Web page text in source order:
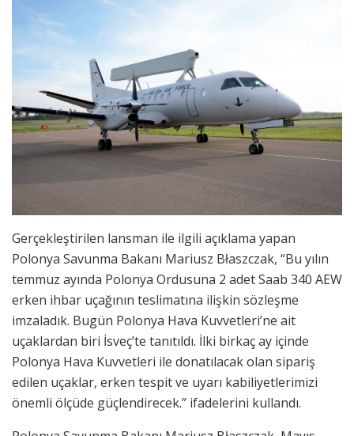
Gerçekleştirilen lansman ile ilgili açıklama yapan
Polonya Savunma Bakanı Mariusz Błaszczak, “Bu yılın
temmuz ayında Polonya Ordusuna 2 adet Saab 340 AEW
erken ihbar uçağının teslimatına ilişkin sözleşme
imzaladık. Bugün Polonya Hava Kuvvetleri’ne ait
uçaklardan biri İsveç’te tanıtıldı. İlki birkaç ay içinde
Polonya Hava Kuvvetleri ile donatılacak olan sipariş
edilen uçaklar, erken tespit ve uyarı kabiliyetlerimizi
önemli ölçüde güçlendirecek.” ifadelerini kullandı.